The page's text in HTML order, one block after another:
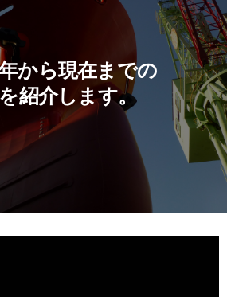
から現在までの
紹介します。